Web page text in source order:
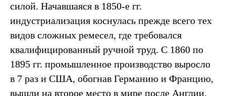
силой. Начавшаяся в 1850-е гг.
индустриализация коснулась прежде всего тех
видов сложных ремесел, где требовался
квалифицированный ручной труд. С 1860 по
1895 гг. промышленное производство выросло
в 7 раз и США, обогнав Германию и Францию,
вышли на второе место в мире после Англии.